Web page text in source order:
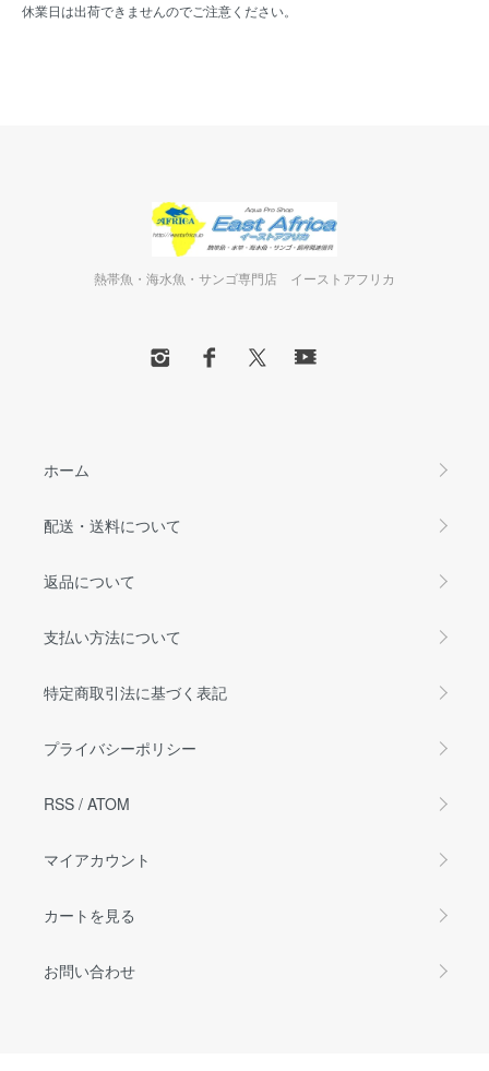
休業日は出荷できませんのでご注意ください。
熱帯魚・海水魚・サンゴ専門店 イーストアフリカ
ホーム
配送・送料について
返品について
支払い方法について
特定商取引法に基づく表記
プライバシーポリシー
RSS / ATOM
マイアカウント
カートを見る
お問い合わせ